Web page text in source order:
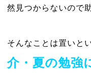
然見つからないので
そんなことは置いと
介・夏の勉強